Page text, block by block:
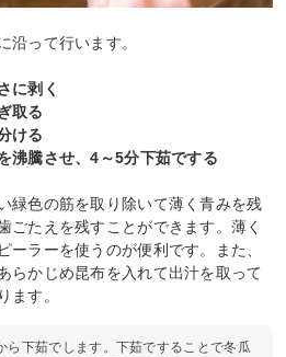
沿って行います。
に剥く
取る
ける
沸騰させ、4～5分下茹でする
緑色の筋を取り除いて薄く青みを残
ごたえを残すことができます。薄く
ーラーを使うのが便利です。また、
らかじめ昆布を入れて出汁を取って
ます。
ら下茹でします。下茹ですることで冬瓜